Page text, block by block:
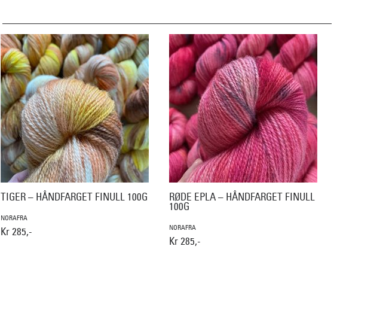
TIGER – HÅNDFARGET FINULL 100G
NORAFRA
Kr 285,-
RØDE EPLA – HÅNDFARGET FINULL
100G
NORAFRA
Kr 285,-